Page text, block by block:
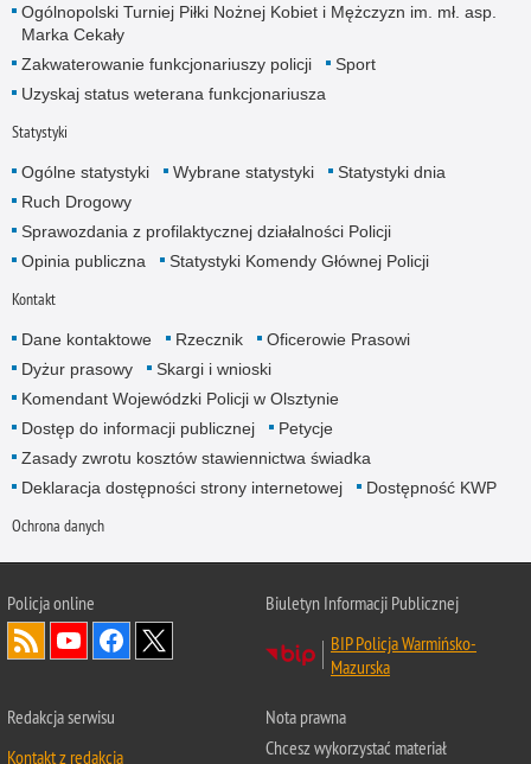
Ogólnopolski Turniej Piłki Nożnej Kobiet i Mężczyzn im. mł. asp.
Marka Cekały
Zakwaterowanie funkcjonariuszy policji
Sport
Uzyskaj status weterana funkcjonariusza
Statystyki
Ogólne statystyki Wybrane statystyki
Statystyki dnia
Ruch Drogowy
Sprawozdania z profilaktycznej działalności Policji
Opinia publiczna
Statystyki Komendy Głównej Policji
Kontakt
Dane kontaktowe Rzecznik
Oficerowie Prasowi
Dyżur prasowy
Skargi i wnioski
Komendant Wojewódzki Policji w Olsztynie
Dostęp do informacji publicznej
Petycje
Zasady zwrotu kosztów stawiennictwa świadka
Deklaracja dostępności strony internetowej
Dostępność KWP
Ochrona danych
Policja online
Biuletyn Informacji Publicznej
BIP Policja Warmińsko-
Mazurska
Redakcja serwisu
Kontakt z redakcją
Nota prawna
Chcesz wykorzystać materiał